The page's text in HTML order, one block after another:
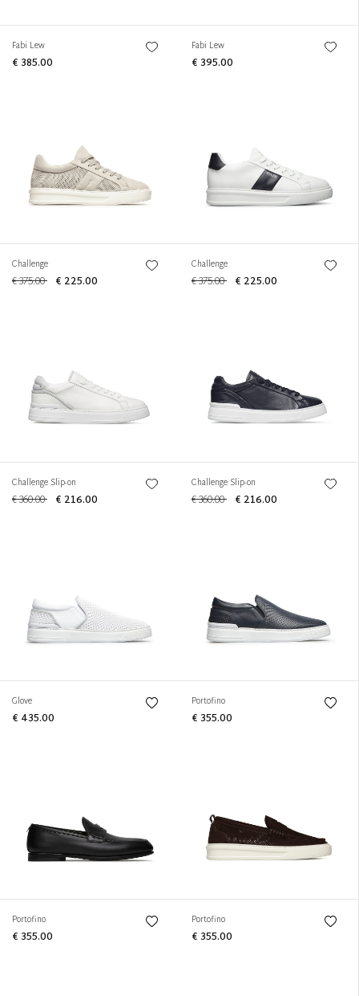
Fabi Lew
€ 385.00
Fabi Lew
€ 395.00
Challenge
€ 375.00 € 225.00
Challenge
€ 375.00 € 225.00
Challenge Slip-on
€ 360.00 € 216.00
Challenge Slip-on
€ 360.00 € 216.00
Glove
€ 435.00
Portofino
€ 355.00
Portofino
€ 355.00
Portofino
€ 355.00